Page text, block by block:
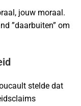
jouw moraal.
”daarbuiten” om
stelde dat